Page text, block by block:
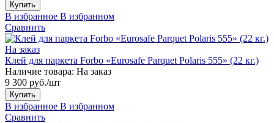
Купить
В избранное В избранном
Сравнить
На заказ
Клей для паркета Forbo «Eurosafe Parquet Polaris 555» (22 кг.)
Наличие товара: На заказ
9 300 руб./шт
Купить
В избранное В избранном
Сравнить